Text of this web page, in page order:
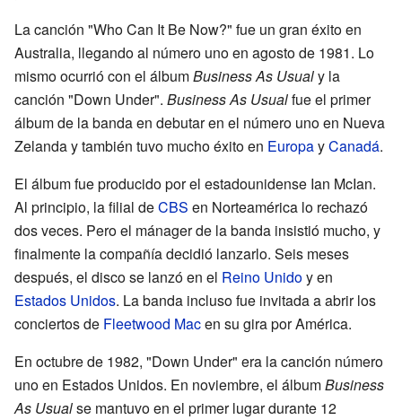
La canción "Who Can It Be Now?" fue un gran éxito en
Australia, llegando al número uno en agosto de 1981. Lo
mismo ocurrió con el álbumBusiness As Usualy la
canción "Down Under". Business As Usualfue el primer
álbum de la banda en debutar en el número uno en Nueva
Zelanda y también tuvo mucho éxito en EuropayCanadá.
El álbum fue producido por el estadounidense Ian McIan.
Al principio, la filial deCBS en Norteamérica lo rechazó
dos veces. Pero el mánager de la banda insistió mucho, y
finalmente la compañía decidió lanzarlo. Seis meses
después, el disco se lanzó en el Reino Unidoy en
Estados Unidos. La banda incluso fue invitada a abrir los
conciertos de Fleetwood Macen su gira por América.
En octubre de 1982, "Down Under" era la canción número
uno en Estados Unidos. En noviembre, el álbumBusiness
As Usualse mantuvo en el primer lugar durante 12